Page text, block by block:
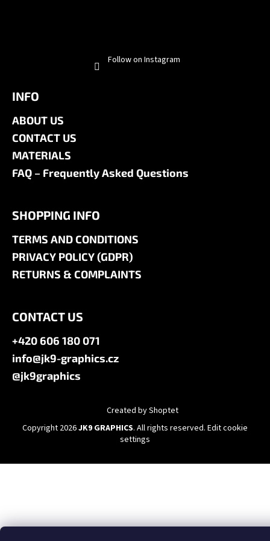
Follow on Instagram
INFO
ABOUT US
CONTACT US
MATERIALS
FAQ – Frequently Asked Questions
SHOPPING INFO
TERMS AND CONDITIONS
PRIVACY POLICY (GDPR)
RETURNS & COMPLAINTS
CONTACT US
+420 606 180 071
info@jk9-graphics.cz
@jk9graphics
Created by Shoptet
Copyright 2026JK9 GRAPHICS. All rights reserved. Edit cookie
settings